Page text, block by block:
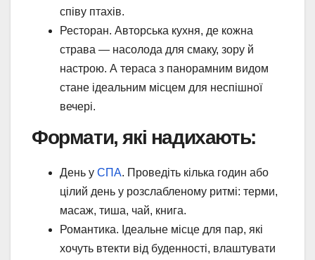
співу птахів.
Ресторан. Авторська кухня, де кожна
страва — насолода для смаку, зору й
настрою. А тераса з панорамним видом
стане ідеальним місцем для неспішної
вечері.
Формати, які надихають:
День у СПА. Проведіть кілька годин або
цілий день у розслабленому ритмі: терми,
масаж, тиша, чай, книга.
Романтика. Ідеальне місце для пар, які
хочуть втекти від буденності, влаштувати